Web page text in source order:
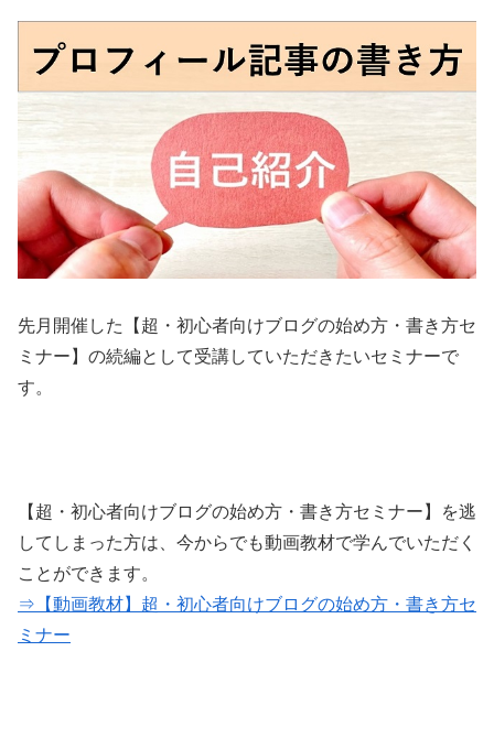
先月開催した【超・初心者向けブログの始め方・書き方セ
ミナー】の続編として受講していただきたいセミナーで
す。
【超・初心者向けブログの始め方・書き方セミナー】を逃
してしまった方は、今からでも動画教材で学んでいただく
ことができます。
⇒【動画教材】超・初心者向けブログの始め方・書き方セ
ミナー